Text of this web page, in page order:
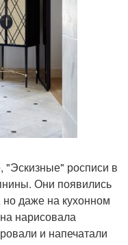
"Эскизные" росписи в
Они появились
но даже на кухонном
нарисовала
и напечатали